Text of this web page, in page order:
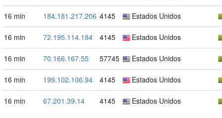
16 min 184.181.217.206 4145 Estados Unidos
16 min 72.195.114.184 4145 Estados Unidos
16 min 70.166.167.55 57745 Estados Unidos
16 min 199.102.106.94 4145 Estados Unidos
16 min 67.201.39.14 4145 Estados Unidos